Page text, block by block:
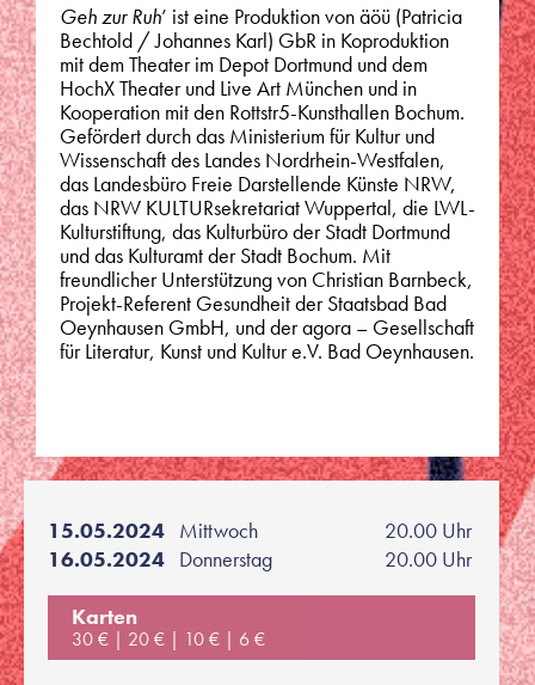
Geh zur Ruh’ ist eine Produktion von äöü (Patricia
Bechtold / Johannes Karl) GbR in Koproduktion
mit dem Theater im Depot Dortmund und dem
HochX Theater und Live Art München und in
Kooperation mit den Rottstr5-Kunsthallen Bochum.
Gefördert durch das Ministerium für Kultur und
Wissenschaft des Landes Nordrhein-Westfalen,
das Landesbüro Freie Darstellende Künste NRW,
das NRW KULTURsekretariat Wuppertal, die LWL-
Kulturstiftung, das Kulturbüro der Stadt Dortmund
und das Kulturamt der Stadt Bochum. Mit
freundlicher Unterstützung von Christian Barnbeck,
Projekt-Referent Gesundheit der Staatsbad Bad
Oeynhausen GmbH, und der agora – Gesellschaft
für Literatur, Kunst und Kultur e.V. Bad Oeynhausen.
15.05.2024 Mittwoch
20.00 Uhr
16.05.2024 Donnerstag 20.00 Uhr
Karten
30 € 20 € 10 € 6 €